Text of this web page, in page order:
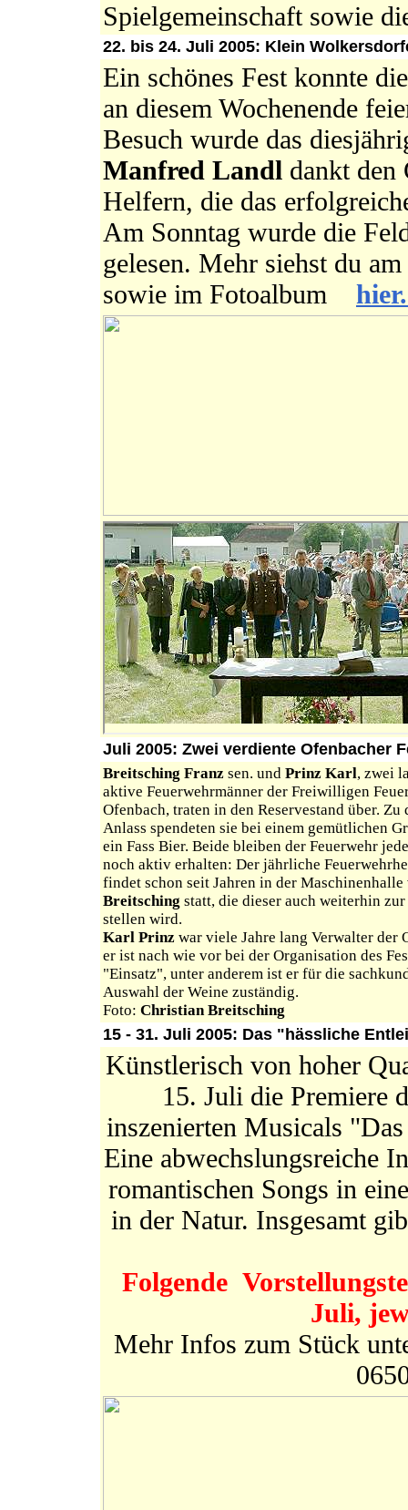
Spielgemeinschaft sowie
22. bis 24. Juli 2005: Klein
Ein schönes Fest konnte
an diesem Wochenende
Besuch wurde das
Manfred Landl dankt den
Helfern, die das
Am Sonntag wurde die
gelesen. Mehr siehst du
sowie im Fotoalbum
Juli 2005: Zwei verdiente Ofenbacher
Breitsching Franz sen. und Prinz Karl, zwei
aktive Feuerwehrmänner der Freiwilligen
Ofenbach, traten in den Reservestand über. Zu
Anlass spendeten sie bei einem gemütlichen
ein Fass Bier. Beide bleiben der Feuerwehr
noch aktiv erhalten: Der jährliche
findet schon seit Jahren in der
Breitsching statt, die dieser auch weiterhin
stellen wird.
Karl Prinz war viele Jahre lang Verwalter der
er ist nach wie vor bei der Organisation des
"Einsatz", unter anderem ist er für die
Auswahl der Weine zuständig.
Foto: Christian Breitsching
15 - 31. Juli 2005: Das "hässliche
Künstlerisch von hoher
15. Juli die Premiere
inszenierten Musicals
Eine abwechslungsreiche
romantischen Songs in
in der Natur. Insgesamt
Folgende
Juli,
Mehr Infos zum Stück